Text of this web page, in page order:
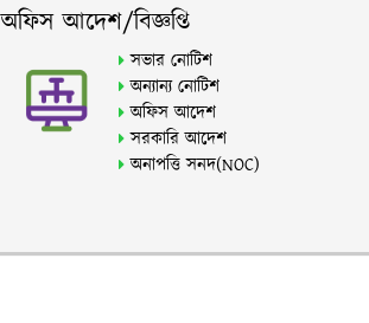
অফিস আদেশ/বিজ্ঞপ্তি
সভার নোটিশ
অন্যান্য নোটিশ
অফিস আদেশ
সরকারি আদেশ
অনাপত্তি সনদ(NOC)